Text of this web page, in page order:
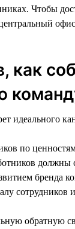
Чтобы
как
идеального
по
должны
бренда
сотрудников
обратную